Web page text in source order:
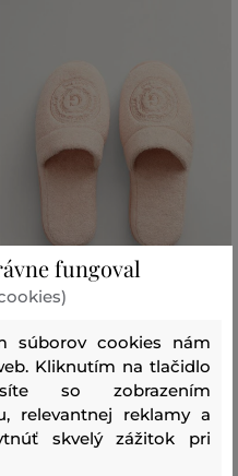
ZĽAVA -50 %
DOMÁCA OBUV GANT CREST
SLIPPERS S/M
31
40 €
Dostupné veľkosti:
fungoval
súborov cookies nám
Kliknutím na tlačidlo
so zobrazením
relevantnej reklamy a
skvelý zážitok pri